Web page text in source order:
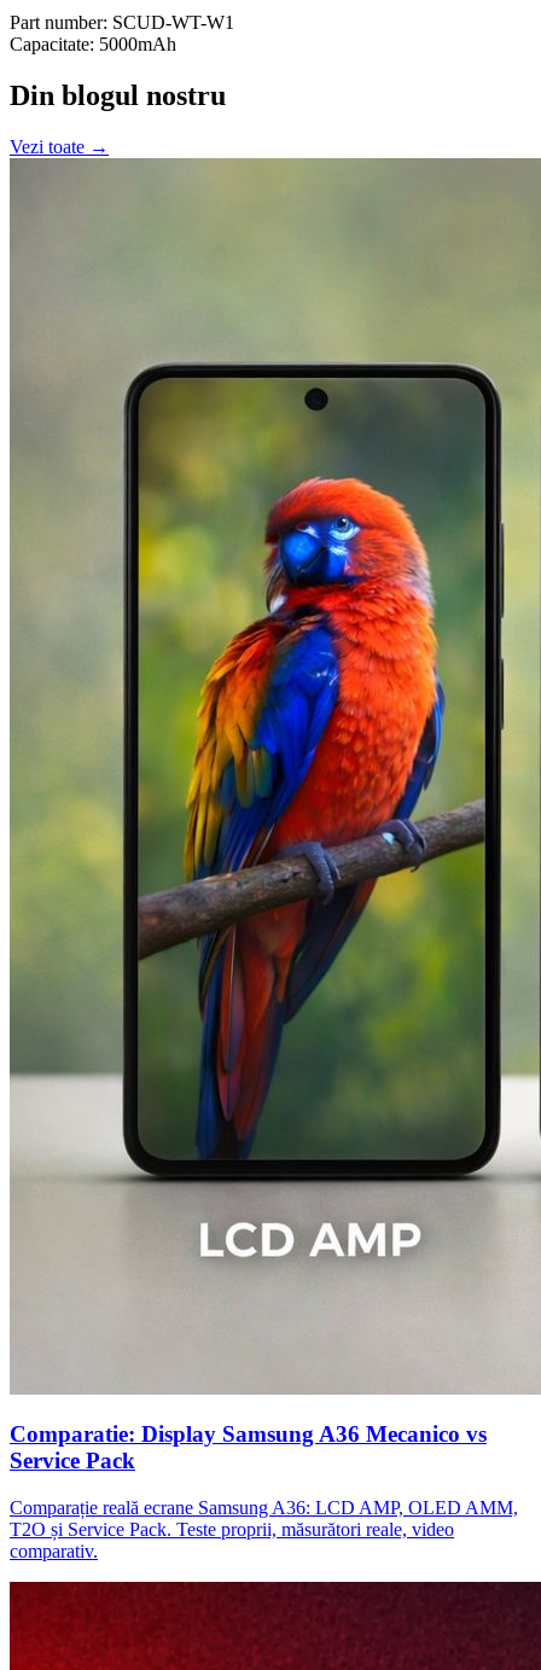
Part number: SCUD-WT-W1
Capacitate: 5000mAh
Din blogul nostru
Vezi toate →
Comparatie: Display Samsung A36 Mecanico vs
Service Pack
Comparație reală ecrane Samsung A36: LCD AMP, OLED AMM,
T2O și Service Pack. Teste proprii, măsurători reale, video
comparativ.